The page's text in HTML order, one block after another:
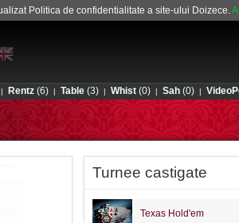
Politica de confidentialitate a site-ului Doizece.
| Rentz (6) | Table (3) | Whist (0) | Sah (0) |
Turnee castigate
Texas Hold'em